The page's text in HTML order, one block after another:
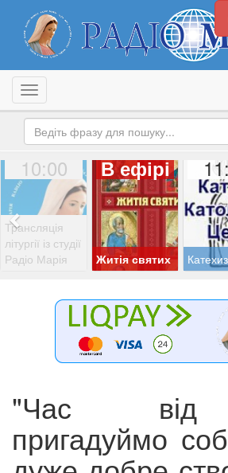
Toggle navigation
10:00
Трансляція
літургії із студії
Радіо Марія
В ефірі
Житія святих
"Час від
пригадуймо